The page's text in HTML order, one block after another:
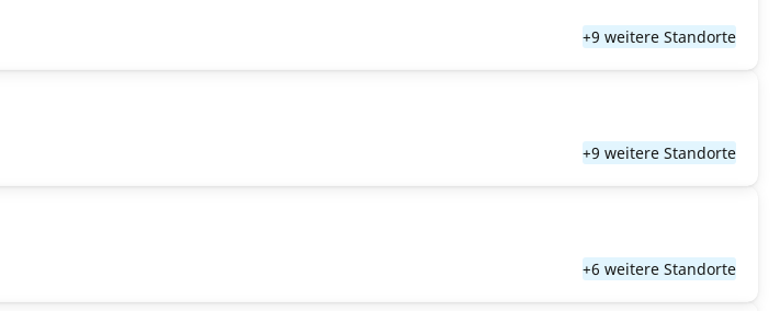
+9 weitere Standorte
+9 weitere Standorte
+6 weitere Standorte